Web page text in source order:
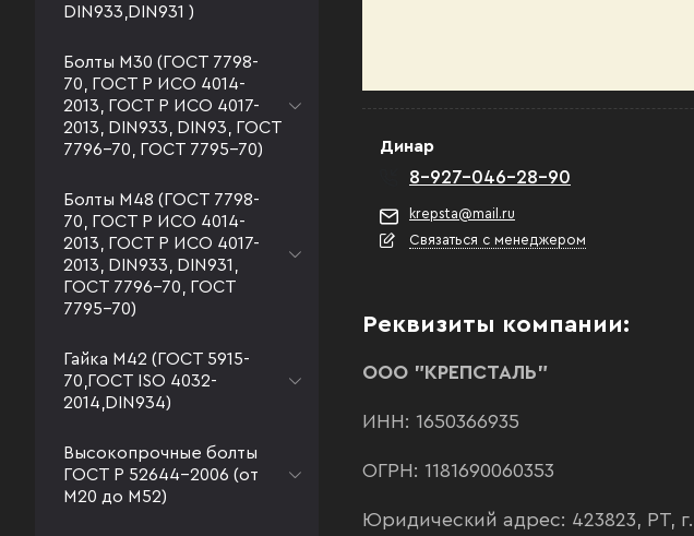
DIN933,DIN931 )
Болты М30 (ГОСТ 7798-
70, ГОСТ Р ИСО 4014-
2013, ГОСТ Р ИСО 4017-
2013, DIN933, DIN93, ГОСТ
7796-70, ГОСТ 7795-70)
Болты М48 (ГОСТ 7798-
70, ГОСТ Р ИСО 4014-
2013, ГОСТ Р ИСО 4017-
2013, DIN933, DIN931,
ГОСТ 7796-70, ГОСТ
7795-70)
Гайка М42 (ГОСТ 5915-
70,ГОСТ ISO 4032-
2014,DIN934)
Высокопрочные болты
ГОСТ Р 52644-2006 (от
М20 до М52)
Динар
8-927-046-28-90
krepsta@mail.ru
Связаться с менеджером
Реквизиты компании:
ООО "КРЕПСТАЛЬ"
ИНН: 1650366935
ОГРН: 1181690060353
Юридический адрес: 423823, РТ,